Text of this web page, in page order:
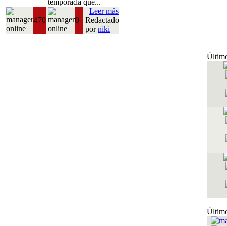
temporada que...
470 0
Leer más
Redactado
porniki